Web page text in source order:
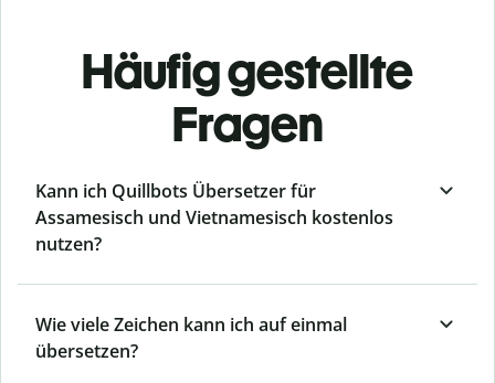
Häufig gestellte
Fragen
Kann ich Quillbots Übersetzer für
Assamesisch und Vietnamesisch kostenlos
nutzen?
Wie viele Zeichen kann ich auf einmal
übersetzen?